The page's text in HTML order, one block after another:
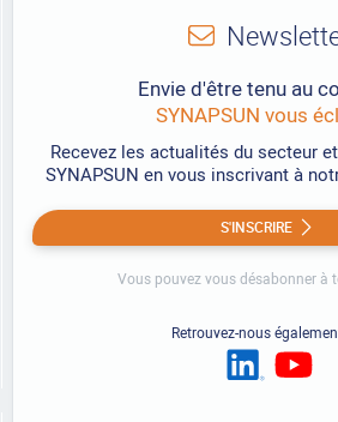
Envie d'être tenu au
SYNAPSUN vous
Recevez les actualités du secteur
SYNAPSUN en vous inscrivant à
S'INSCRIRE
Vous pouvez vous désabonner à
Retrouvez-nous